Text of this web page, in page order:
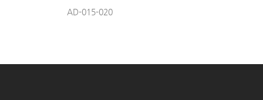
AD-015-020